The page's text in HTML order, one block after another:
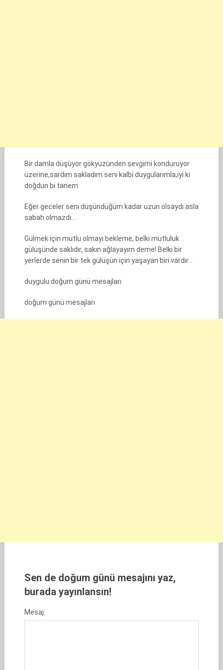
Bir damla düşüyor gökyüzünden sevgimi konduruyor
üzerine,sardım sakladım seni kalbi duygularımla,iyi ki
doğdun bi tanem
Eğer geceler seni düşündüğüm kadar uzun olsaydı asla
sabah olmazdı…
Gülmek için mutlu olmayı bekleme, belki mutluluk
gülüşünde saklıdır, sakın ağlayayım deme! Belki bir
yerlerde senin bir tek gülüşün için yaşayan biri vardır…
duygulu doğum günü mesajları
doğum günü mesajları
Sen de doğum günü mesajını yaz,
burada yayınlansın!
Mesaj: